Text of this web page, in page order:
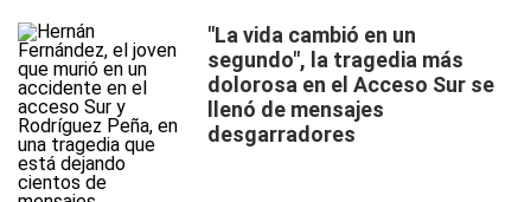
"La vida cambió en un
segundo", la tragedia más
dolorosa en el Acceso Sur se
llenó de mensajes
desgarradores